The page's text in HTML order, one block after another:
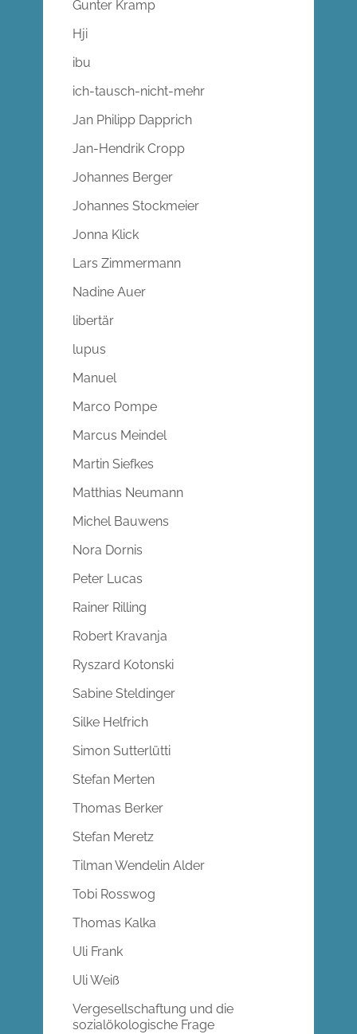
Gunter Kramp
Hji
ibu
ich-tausch-nicht-mehr
Jan Philipp Dapprich
Jan-Hendrik Cropp
Johannes Berger
Johannes Stockmeier
Jonna Klick
Lars Zimmermann
Nadine Auer
libertär
lupus
Manuel
Marco Pompe
Marcus Meindel
Martin Siefkes
Matthias Neumann
Michel Bauwens
Nora Dornis
Peter Lucas
Rainer Rilling
Robert Kravanja
Ryszard Kotonski
Sabine Steldinger
Silke Helfrich
Simon Sutterlütti
Stefan Merten
Thomas Berker
Stefan Meretz
Tilman Wendelin Alder
Tobi Rosswog
Thomas Kalka
Uli Frank
Uli Weiß
Vergesellschaftung und die
sozialökologische Frage